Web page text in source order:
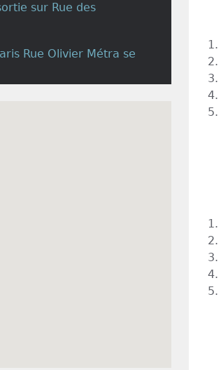
sur Rue des
Rue Olivier Métra se
1.
2.
3.
4.
5.
1.
2.
3.
4.
5.